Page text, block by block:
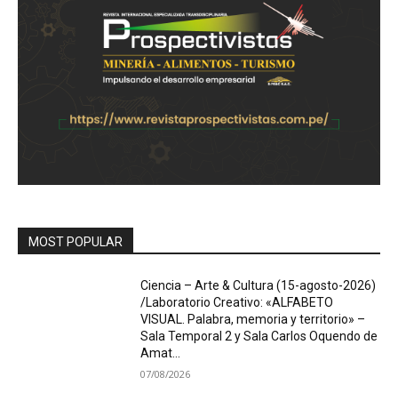
MOST POPULAR
Ciencia – Arte & Cultura (15-agosto-2026)
/Laboratorio Creativo: «ALFABETO
VISUAL. Palabra, memoria y territorio» –
Sala Temporal 2 y Sala Carlos Oquendo de
Amat...
07/08/2026